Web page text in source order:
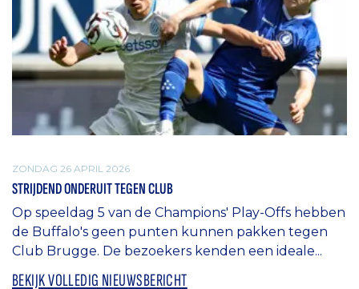
ZONDAG 26 APRIL 2026
STRIJDEND ONDERUIT TEGEN CLUB
Op speeldag 5 van de Champions' Play-Offs hebben
de Buffalo's geen punten kunnen pakken tegen
Club Brugge. De bezoekers kenden een ideale...
BEKIJK VOLLEDIG NIEUWSBERICHT